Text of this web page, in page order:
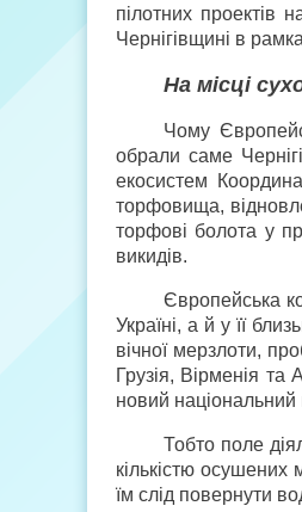
пілотних проектів
Чернігівщині в
На місці
Чому
обрали саме
екосистем
торфовища,
торфові болота у
викидів.
Європейська
Україні, а й у її
вічної мерзлоти,
Грузія, Вірменія
новий національний
Тобто поле
кількістю
їм слід повернути